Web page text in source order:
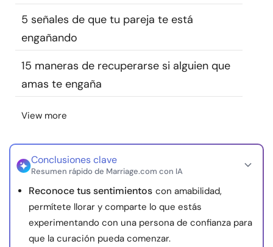
Encuentra un terapeuta
Idioma ES
nosotros
5 señales de que tu pareja te está
engañando
15 maneras de recuperarse si alguien que
amas te engaña
View more
Conclusiones clave
Resumen rápido de Marriage.com con IA
Reconoce tus sentimientos con amabilidad,
permítete llorar y comparte lo que estás
experimentando con una persona de confianza para
que la curación pueda comenzar.